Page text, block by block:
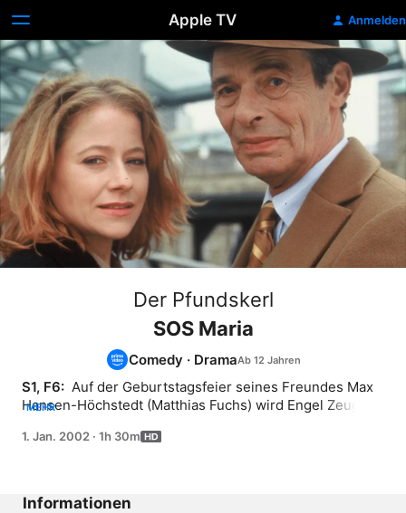
Apple TV Anmelden
Der Pfundskerl
SOS Maria
Comedy · Drama
S1, F6: Auf der Geburtstagsfeier seines Freundes Max
Hansen-Höchstedt (Matthias Fuchs) wird Engel Zeuge,
Jahre zurückliegenden Untergang des Frachters MS
MEHR
1. Jan. 2002 · 1h 30m
Informationen